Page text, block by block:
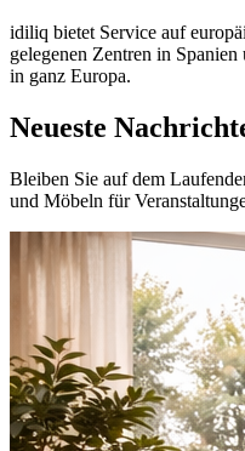
idiliq bietet Service auf
gelegenen Zentren in
in ganz Europa.
Neueste
Bleiben Sie auf dem
und Möbeln für